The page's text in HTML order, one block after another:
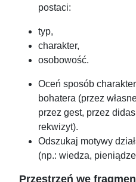
postaci:
typ,
charakter,
osobowość.
Oceń sposób
bohatera (przez
przez gest, przez
rekwizyt).
Odszukaj motywy
(np.: wiedza,
Przestrzeń we